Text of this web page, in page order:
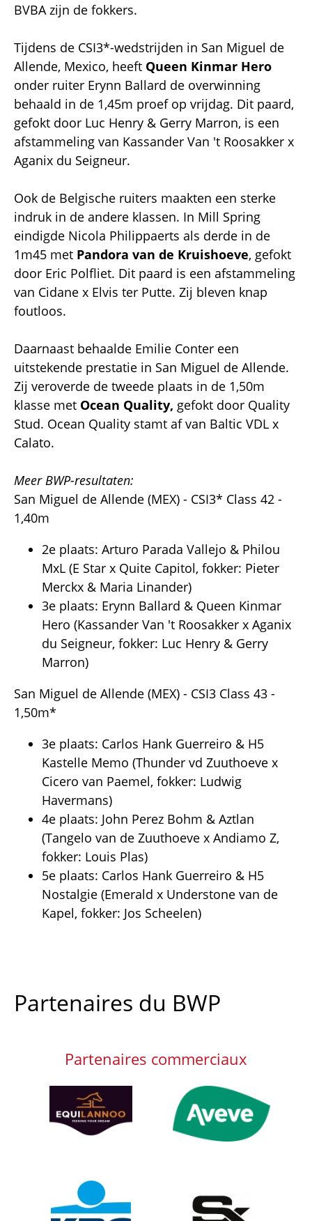
BVBA zijn de fokkers.
Tijdens de CSI3*-wedstrijden in San Miguel de
Allende, Mexico, heeft Queen Kinmar Hero
onder ruiter Erynn Ballard de overwinning
behaald in de 1,45m proef op vrijdag. Dit paard,
gefokt door Luc Henry & Gerry Marron, is een
afstammeling van Kassander Van 't Roosakker x
Aganix du Seigneur.
Ook de Belgische ruiters maakten een sterke
indruk in de andere klassen. In Mill Spring
eindigde Nicola Philippaerts als derde in de
1m45 met Pandora van de Kruishoeve, gefokt
door Eric Polfliet. Dit paard is een afstammeling
van Cidane x Elvis ter Putte. Zij bleven knap
foutloos.
Daarnaast behaalde Emilie Conter een
uitstekende prestatie in San Miguel de Allende.
Zij veroverde de tweede plaats in de 1,50m
klasse met Ocean Quality, gefokt door Quality
Stud. Ocean Quality stamt af van Baltic VDL x
Calato.
Meer BWP-resultaten:
San Miguel de Allende (MEX) - CSI3* Class 42 -
1,40m
2e plaats: Arturo Parada Vallejo & Philou
MxL (E Star x Quite Capitol, fokker: Pieter
Merckx & Maria Linander)
3e plaats: Erynn Ballard & Queen Kinmar
Hero (Kassander Van 't Roosakker x Aganix
du Seigneur, fokker: Luc Henry & Gerry
Marron)
San Miguel de Allende (MEX) - CSI3 Class 43 -
1,50m*
3e plaats: Carlos Hank Guerreiro & H5
Kastelle Memo (Thunder vd Zuuthoeve x
Cicero van Paemel, fokker: Ludwig
Havermans)
4e plaats: John Perez Bohm & Aztlan
(Tangelo van de Zuuthoeve x Andiamo Z,
fokker: Louis Plas)
5e plaats: Carlos Hank Guerreiro & H5
Nostalgie (Emerald x Understone van de
Kapel, fokker: Jos Scheelen)
Partenaires du BWP
Partenaires commerciaux
Afbeelding Afbeelding
Afbeelding